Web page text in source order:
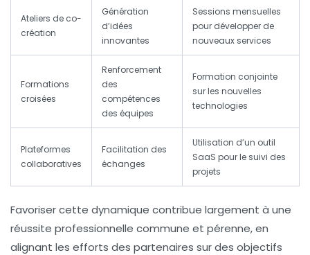
Ateliers de co-
création
Génération
d’idées
innovantes
Sessions mensuelles
pour développer de
nouveaux services
Formations
croisées
Renforcement
des
compétences
des équipes
Formation conjointe
sur les nouvelles
technologies
Plateformes
collaboratives
Facilitation des
échanges
Utilisation d’un outil
SaaS pour le suivi des
projets
Favoriser cette dynamique contribue largement à une
réussite professionnelle commune et pérenne, en
alignant les efforts des partenaires sur des objectifs